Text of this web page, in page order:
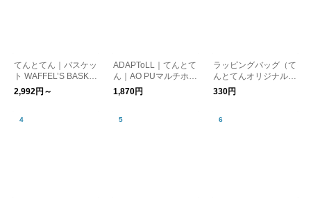
てんとてん｜バスケッ
ト WAFFEL’S BASKE
T CURVE
2,992円～
ADAPToLL｜てんとて
ん｜AO PUマルチホル
ダーチャーム
1,870円
ラッピングバッグ（て
んとてんオリジナルタ
グ付き）
330円